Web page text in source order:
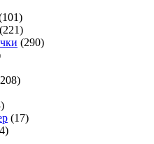
(221)
(290)
(17)